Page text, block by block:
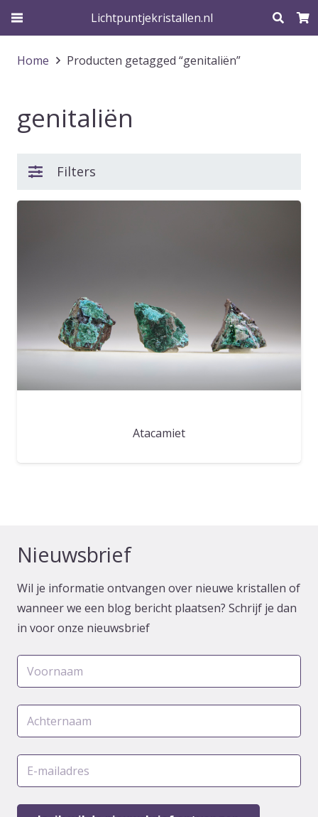
Lichtpuntjekristallen.nl
Home Producten getagged “genitaliën”
genitaliën
Filters
Atacamiet
Nieuwsbrief
Wil je informatie ontvangen over nieuwe kristallen of
wanneer we een blog bericht plaatsen? Schrijf je dan
in voor onze nieuwsbrief